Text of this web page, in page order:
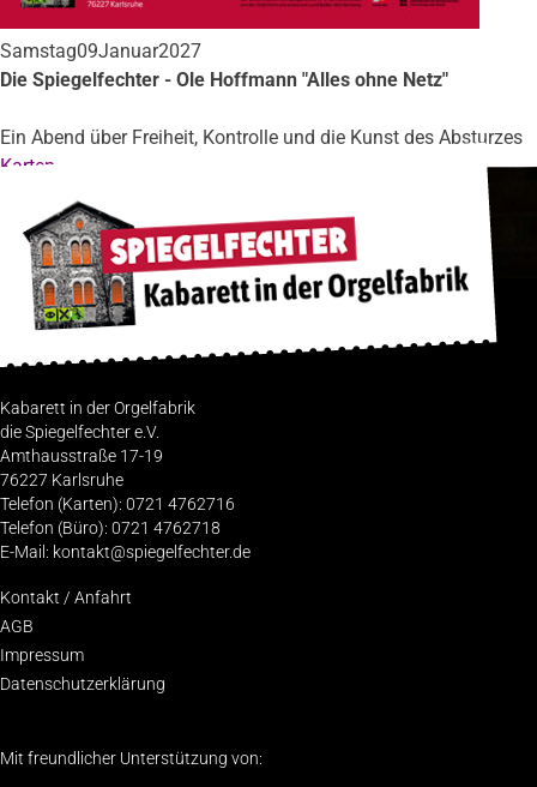
Samstag09Januar2027
Die Spiegelfechter - Ole Hoffmann "Alles ohne Netz"
Ein Abend über Freiheit, Kontrolle und die Kunst des Absturzes
Karten
Kabarett in der Orgelfabrik
die Spiegelfechter e.V.
Amthausstraße 17-19
76227 Karlsruhe
Telefon (Karten): 0721 4762716
Telefon (Büro): 0721 4762718
E-Mail: kontakt@spiegelfechter.de
Kon­takt / Anfahrt
AGB
Impres­sum
Daten­schutz­er­klä­rung
Mit freundlicher Unterstützung von: